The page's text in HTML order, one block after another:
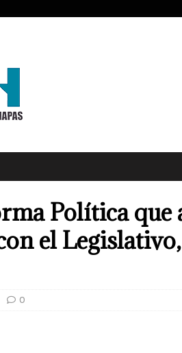
Política que
el
0